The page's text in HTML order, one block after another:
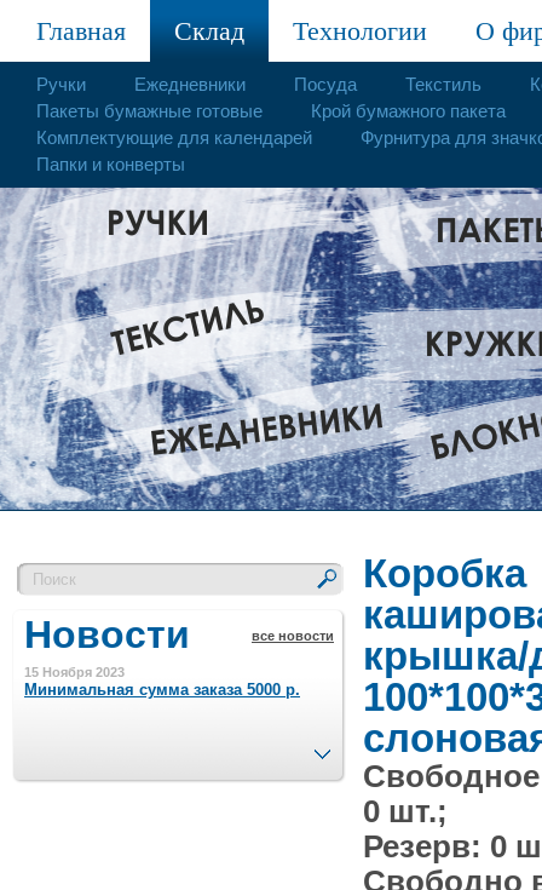
Главная Склад Технологии О
Ручки Ежедневники Посуда Текстиль
Пакеты бумажные готовые
Крой бумажного пакета
Комплектующие для календарей
Фурнитура для
Папки и конверты
Новости все новости
15 Ноября 2023
Минимальная сумма заказа 5000 р.
Шляпные коробочки производим
След.
Коробка
крышка/
0 шт.;
Резерв: 0
Свободно